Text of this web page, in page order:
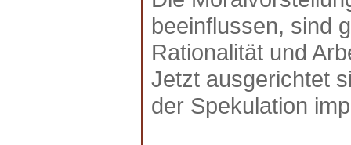
beeinflussen, sind
Rationalität und
Jetzt ausgerichtet
der Spekulation